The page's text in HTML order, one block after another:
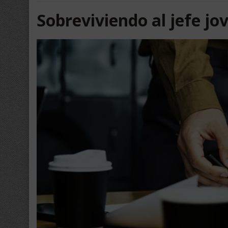
Sobreviviendo al jefe